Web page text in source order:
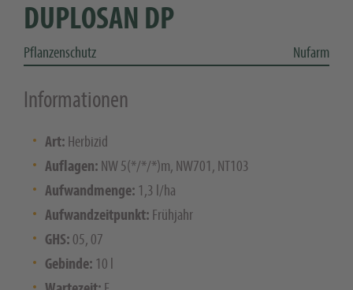
DUPLOSAN DP
Pflanzenschutz Nufarm
Informationen
Art: Herbizid
Auflagen: NW 5(*/*/*)m, NW701, NT103
Aufwandmenge: 1,3 l/ha
Aufwandzeitpunkt: Frühjahr
GHS: 05, 07
Gebinde: 10 l